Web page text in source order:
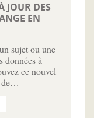
JOUR DES
EN
sujet ou une
données à
ce nouvel
de…